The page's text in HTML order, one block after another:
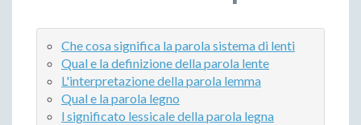
Che cosa significa la parola sistema di lenti
Qual e la definizione della parola lente
L'interpretazione della parola lemma
Qual e la parola legno
l significato lessicale della parola legna